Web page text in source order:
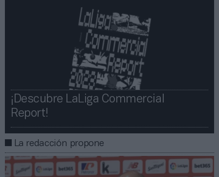
¡Descubre LaLiga Commercial
Report!​​
La redacción propone